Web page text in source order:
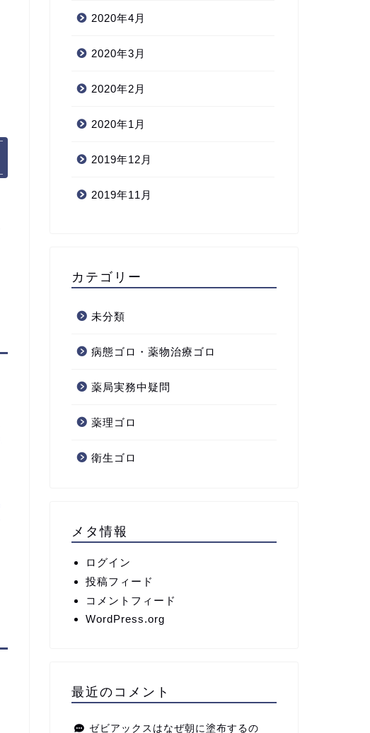
2020年4月
2020年3月
2020年2月
2020年1月
2019年12月
2019年11月
カテゴリー
未分類
病態ゴロ・薬物治療ゴロ
薬局実務中疑問
薬理ゴロ
衛生ゴロ
メタ情報
ログイン
投稿フィード
コメントフィード
WordPress.org
最近のコメント
ゼビアックスはなぜ朝に塗布するの